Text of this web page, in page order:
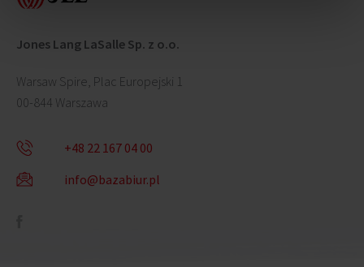
Jones Lang LaSalle Sp. z o.o.
Warsaw Spire, Plac Europejski 1
00-844 Warszawa
+48 22 167 04 00
info@bazabiur.pl